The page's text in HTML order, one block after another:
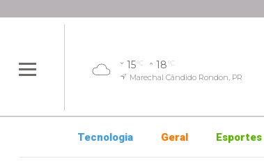
15°C 18°C
Marechal Cândido Rondon, PR
Tecnologia Geral Esportes